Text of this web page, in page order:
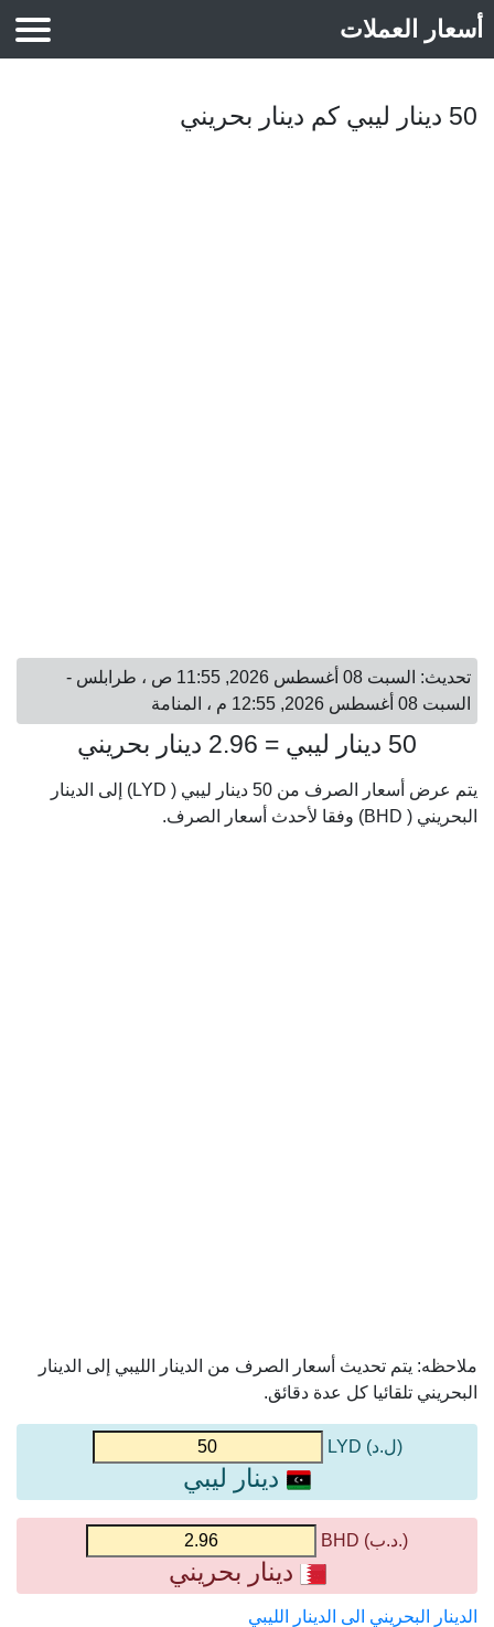
أسعار العملات
50 دينار ليبي كم دينار بحريني
تحديث: السبت 08 أغسطس 2026, 11:55 ص ، طرابلس -
السبت 08 أغسطس 2026, 12:55 م ، المنامة
50 دينار ليبي = 2.96 دينار بحريني
يتم عرض أسعار الصرف من 50 دينار ليبي ( LYD) إلى الدينار
البحريني ( BHD) وفقا لأحدث أسعار الصرف.
ملاحظه: يتم تحديث أسعار الصرف من الدينار الليبي إلى الدينار
البحريني تلقائيا كل عدة دقائق.
(ل.د) LYD
دينار ليبي
(.د.ب) BHD
دينار بحريني
الدينار البحريني الى الدينار الليبي